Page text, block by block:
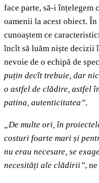
face parte, să-i înțelegem
oamenii la acest obiect.
cunoaștem ce
încît să luăm niște decizii
nevoie de o echipă de
puțin decît trebuie, dar
o astfel de clădire, astfel
patina, autenticitatea”.
„De multe ori, în
costuri foarte mari și
nu erau necesare, se
necesități ale clădirii”,